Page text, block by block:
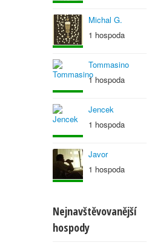
Michal G.
1 hospoda
Tommasino
1 hospoda
Jencek
1 hospoda
Javor
1 hospoda
Nejnavštěvovanější
hospody